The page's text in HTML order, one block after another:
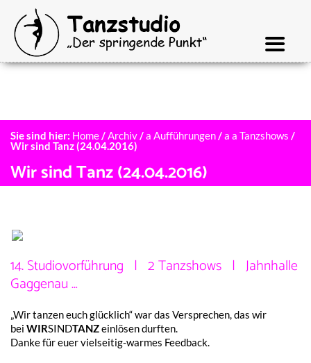
Wir sind Tanz (24.04.2016)
Sie sind hier: Home/Archiv/a Aufführungen/a a Tanzshows /
Wir sind Tanz (24.04.2016)
14. Studiovorführung | 2 Tanzshows | Jahnhalle
Gaggenau …
„Wir tanzen euch glück­lich“ war das Verspre­chen, das wir
bei WIRSINDTANZeinlö­sen durften.
Danke für euer viel­sei­tig-warmes Feedback.